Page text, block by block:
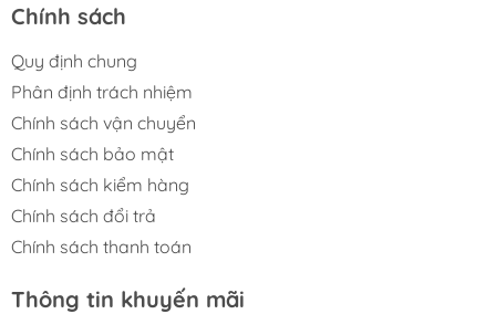
Chính sách
Quy định chung
Phân định trách nhiệm
Chính sách vận chuyển
Chính sách bảo mật
Chính sách kiểm hàng
Chính sách đổi trả
Chính sách thanh toán
Thông tin khuyến mãi